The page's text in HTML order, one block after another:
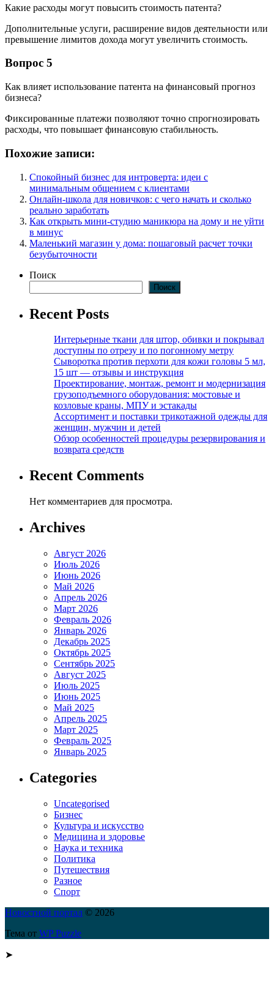
Какие расходы могут повысить стоимость патента?
Дополнительные услуги, расширение видов деятельности или
превышение лимитов дохода могут увеличить стоимость.
Вопрос 5
Как влияет использование патента на финансовый прогноз
бизнеса?
Фиксированные платежи позволяют точно спрогнозировать
расходы, что повышает финансовую стабильность.
Похожие записи:
Спокойный бизнес для интроверта: идеи с
минимальным общением с клиентами
Онлайн-школа для новичков: с чего начать и сколько
реально заработать
Как открыть мини-студию маникюра на дому и не уйти
в минус
Маленький магазин у дома: пошаговый расчет точки
безубыточности
Поиск
Поиск
Recent Posts
Интерьерные ткани для штор, обивки и покрывал
доступны по отрезу и по погонному метру
Сыворотка против перхоти для кожи головы 5 мл,
15 шт — отзывы и инструкция
Проектирование, монтаж, ремонт и модернизация
грузоподъемного оборудования: мостовые и
козловые краны, МПУ и эстакады
Ассортимент и поставки трикотажной одежды для
женщин, мужчин и детей
Обзор особенностей процедуры резервирования и
возврата средств
Recent Comments
Нет комментариев для просмотра.
Archives
Август 2026
Июль 2026
Июнь 2026
Май 2026
Апрель 2026
Март 2026
Февраль 2026
Январь 2026
Декабрь 2025
Октябрь 2025
Сентябрь 2025
Август 2025
Июль 2025
Июнь 2025
Май 2025
Апрель 2025
Март 2025
Февраль 2025
Январь 2025
Categories
Uncategorised
Бизнес
Культура и искусство
Медицина и здоровье
Наука и техника
Политика
Путешествия
Разное
Спорт
Новостной портал © 2026
Тема от WP Puzzle
➤